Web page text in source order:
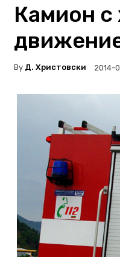
Камион с
By Д. Христовски 2014-